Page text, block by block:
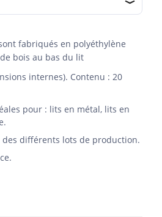
fabriqués en polyéthylène
bois au bas du lit
internes). Contenu : 20
pour : lits en métal, lits en
différents lots de production.